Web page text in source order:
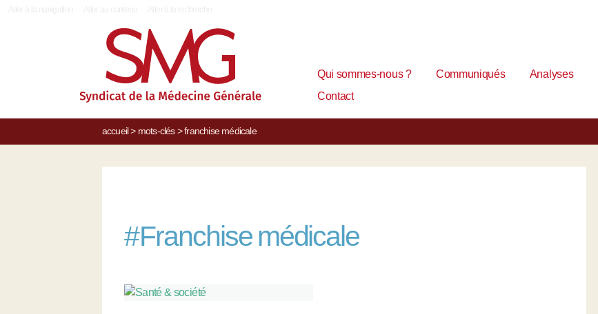
Qui sommes-nous ? Communiqués Analyses
Contact
accueil> mots-clés> franchise médicale
#Franchise médicale